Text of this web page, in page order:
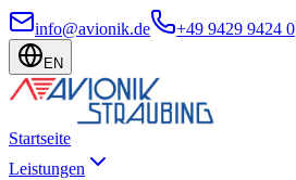
info@avionik.de +49 9429 9424 0
EN
Startseite
Leistungen